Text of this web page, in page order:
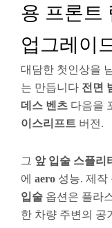
용 프론트
업그레이
대담한 첫인상을
는 만듭니다 전면
데스 벤츠 다음을
이스리프트 버전.
그 앞 입술 스플리
에 aero 성능. 제작
입술 옵션은 플라
한 차량 주변의 공